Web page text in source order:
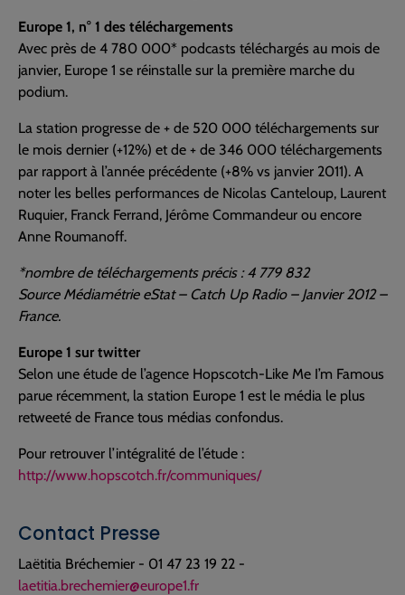
Europe 1, n° 1 des téléchargements
Avec près de 4 780 000* podcasts téléchargés au mois de
janvier, Europe 1 se réinstalle sur la première marche du
podium.
La station progresse de + de 520 000 téléchargements sur
le mois dernier (+12%) et de + de 346 000 téléchargements
par rapport à l’année précédente (+8% vs janvier 2011). A
noter les belles performances de Nicolas Canteloup, Laurent
Ruquier, Franck Ferrand, Jérôme Commandeur ou encore
Anne Roumanoff.
*nombre de téléchargements précis : 4 779 832
Source Médiamétrie eStat – Catch Up Radio – Janvier 2012 –
France.
Europe 1 sur twitter
Selon une étude de l’agence Hopscotch-Like Me I’m Famous
parue récemment, la station Europe 1 est le média le plus
retweeté de France tous médias confondus.
Pour retrouver l’intégralité de l’étude :
http://www.hopscotch.fr/communiques/
Contact Presse
Laëtitia Bréchemier - 01 47 23 19 22 -
laetitia.brechemier@europe1.fr